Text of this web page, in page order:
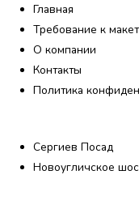
Главная
Требование к
О компании
Контакты
Политика
Сергиев Посад
Новоугличское